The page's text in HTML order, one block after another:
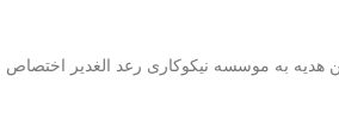
هدیه به موسسه نیکوکاری رعد الغدیر اختصاص